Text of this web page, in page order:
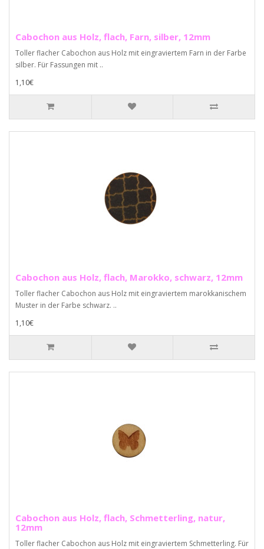
Cabochon aus Holz, flach, Farn, silber, 12mm
Toller flacher Cabochon aus Holz mit eingraviertem Farn in der Farbe
silber. Für Fassungen mit ..
1,10€
Cabochon aus Holz, flach, Marokko, schwarz, 12mm
Toller flacher Cabochon aus Holz mit eingraviertem marokkanischem
Muster in der Farbe schwarz. ..
1,10€
Cabochon aus Holz, flach, Schmetterling, natur,
12mm
Toller flacher Cabochon aus Holz mit eingraviertem Schmetterling. Für